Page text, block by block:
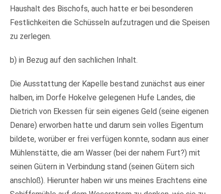
Haushalt des Bischofs, auch hatte er bei besonderen
Festlichkeiten die Schüsseln aufzutragen und die Speisen
zu zerlegen.
b) in Bezug auf den sachlichen Inhalt.
Die Ausstattung der Kapelle bestand zunächst aus einer
halben, im Dorfe Hokelve gelegenen Hufe Landes, die
Dietrich von Ekessen für sein eigenes Geld (seine eigenen
Denare) erworben hatte und darum sein volles Eigentum
bildete, worüber er frei verfügen konnte, sodann aus einer
Mühlenstätte, die am Wasser (bei der nahem Furt?) mit
seinen Gütern in Verbindung stand (seinen Gütern sich
anschloß). Hierunter haben wir uns meines Erachtens eine